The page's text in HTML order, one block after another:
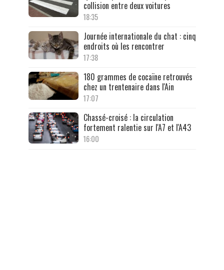
collision entre deux voitures
18:35
Journée internationale du chat : cinq
endroits où les rencontrer
17:38
180 grammes de cocaïne retrouvés
chez un trentenaire dans l'Ain
17:07
Chassé-croisé : la circulation
fortement ralentie sur l'A7 et l'A43
16:00